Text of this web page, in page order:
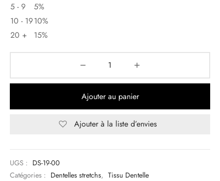
5 - 9
5%
10 - 1910%
20 +
15%
Ajouter au panier
Ajouter à la liste d’envies
UGS : DS-19-00
Catégories : Dentelles stretchs, Tissu Dentelle